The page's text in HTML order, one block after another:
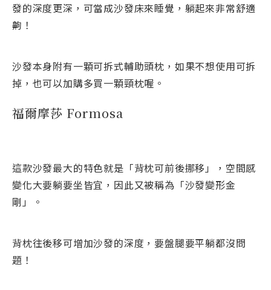
發的深度更深，可當成沙發床來睡覺，躺起來非常舒適
齁！
沙發本身附有一顆可拆式輔助頭枕，如果不想使用可拆
掉，也可以加購多買一顆頸枕喔。
福爾摩莎 Formosa
這款沙發最大的特色就是「背枕可前後挪移」，空間感
變化大要躺要坐皆宜，因此又被稱為「沙發變形金
剛」。
背枕往後移可增加沙發的深度，要盤腿要平躺都沒問
題！